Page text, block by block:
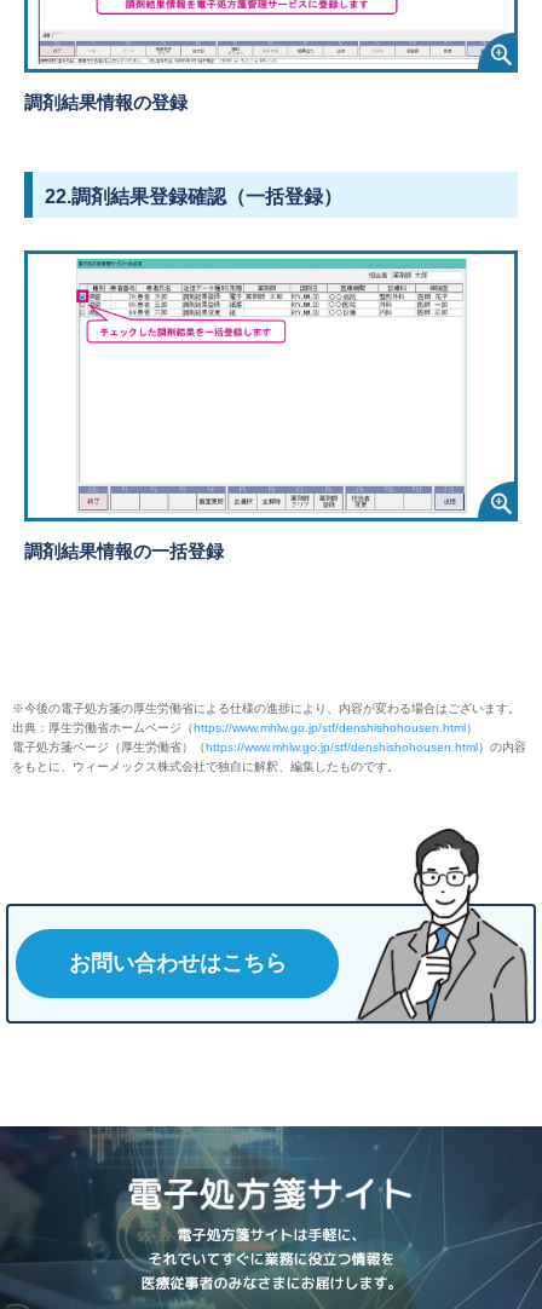
調剤結果情報の登録
22.調剤結果登録確認（一括登録）
調剤結果情報の一括登録
※今後の電子処方箋の厚生労働省による仕様の進捗により、内容が変わる場合はございます。
出典：厚生労働省ホームページ（https://www.mhlw.go.jp/stf/denshishohousen.html ）
電子処方箋ページ（厚生労働省）（https://www.mhlw.go.jp/stf/denshishohousen.html ）の内容
をもとに、ウィーメックス株式会社で独自に解釈、編集したものです。
お問い合わせはこちら